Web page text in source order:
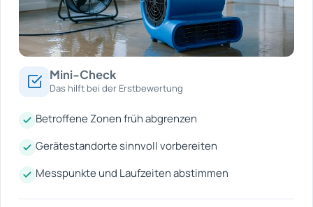
Mini-Check
Das hilft bei der Erstbewertung
Betroffene Zonen früh abgrenzen
Gerätestandorte sinnvoll vorbereiten
Messpunkte und Laufzeiten abstimmen